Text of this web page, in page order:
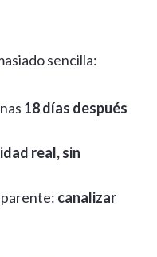
sencilla:
18 días después
real, sin
canalizar